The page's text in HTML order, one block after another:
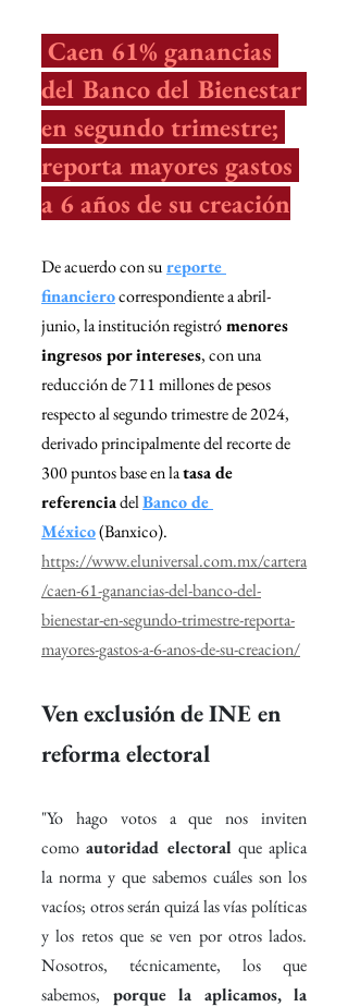
Caen 61% ganancias
del Banco del Bienestar
en segundo trimestre;
reporta mayores gastos
a 6 años de su creación
De acuerdo con sureporte
financiero correspondiente a abril-
junio, la institución registró menores
ingresos por intereses, con una
reducción de 711 millones de pesos
respecto al segundo trimestre de 2024,
derivado principalmente del recorte de
300 puntos base en la tasa de
referencia del Banco de
México (Banxico).
https://www.eluniversal.com.mx/cartera
/caen-61-ganancias-del-banco-del-
bienestar-en-segundo-trimestre-reporta-
mayores-gastos-a-6-anos-de-su-creacion/
Ven exclusión de INE en
reforma electoral
"Yo hago votos a que nos inviten
como autoridad electoral que aplica
la norma y que sabemos cuáles son los
vacíos; otros serán quizá las vías políticas
y los retos que se ven por otros lados.
Nosotros, técnicamente, los que
sabemos, porque la aplicamos, la